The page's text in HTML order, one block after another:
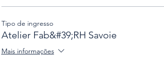
Tipo de ingresso
Atelier Fab&#39;RH Savoie
Mais informações